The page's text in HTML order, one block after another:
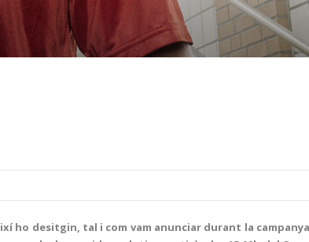
ho desitgin, tal i com vam anunciar durant la